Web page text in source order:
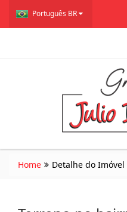
Português BR
Home Detalhe do Imóvel